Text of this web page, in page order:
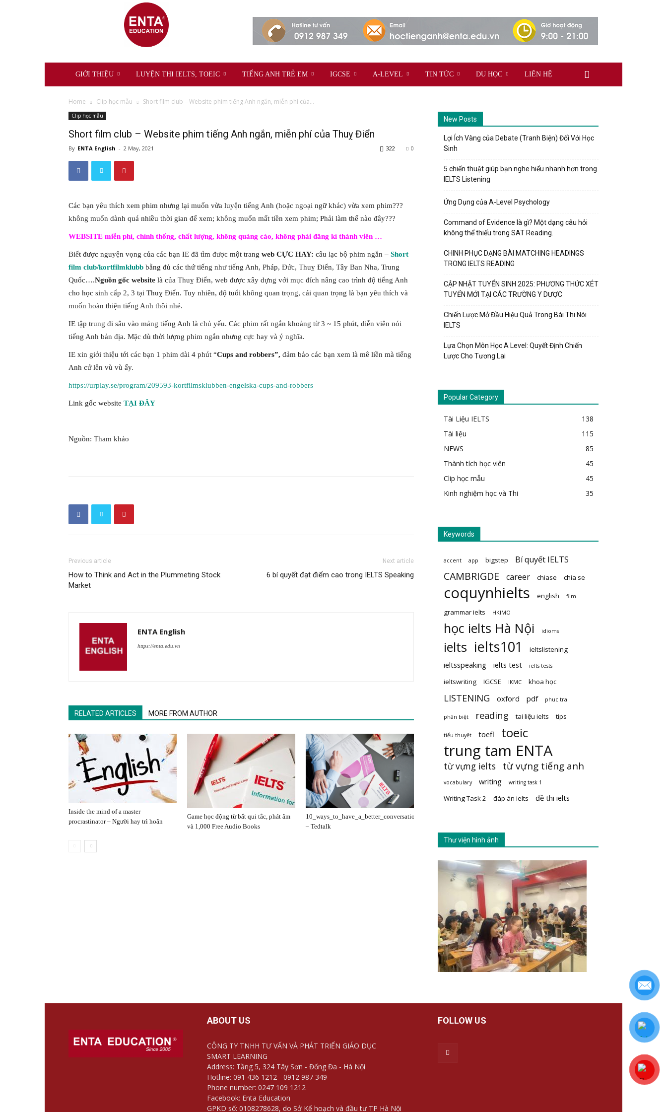
GIỚI THIỆU LUYỆN THI IELTS, TOEIC TIẾNG ANH TRẺ EM IGCSE A-LEVEL TIN TỨC DU HỌC LIÊN HỆ
Home Clip học mẫu Short film club – Website phim tiếng Anh ngắn, miễn phí của...
Clip học mẫu
Short film club – Website phim tiếng Anh ngắn, miễn phí của Thuỵ Điển
By ENTA English - 2 May, 2021 0
322
Các bạn yêu thích xem phim nhưng lại muốn vừa luyện tiếng Anh (hoặc ngoại ngữ khác) vừa xem phim???
không muốn dành quá nhiều thời gian để xem; không muốn mất tiền xem phim; Phải làm thế nào đây???
WEBSITE miễn phí, chính thống, chất lượng, không quảng cáo, không phải đăng kí thành viên …
Biết được nguyện vọng của các bạn IE đã tìm được một trang web CỰC HAY: câu lạc bộ phim ngắn – Short
film club/kortfilmklubb bằng đủ các thứ tiếng như tiếng Anh, Pháp, Đức, Thuỵ Điển, Tây Ban Nha, Trung
Quốc….Nguồn gốc website là của Thuỵ Điển, web được xây dựng với mục đích nâng cao trình độ tiếng Anh
cho học sinh cấp 2, 3 tại Thuỵ Điển. Tuy nhiên, độ tuổi không quan trọng, cái quan trọng là bạn yêu thích và
muốn hoàn thiện tiếng Anh thôi nhé.
IE tập trung đi sâu vào mảng tiếng Anh là chủ yếu. Các phim rất ngắn khoảng từ 3 ~ 15 phút, diễn viên nói
tiếng Anh bản địa. Mặc dù thời lượng phim ngắn nhưng cực hay và ý nghĩa.
IE xin giới thiệu tới các bạn 1 phim dài 4 phút “Cups and robbers”, đảm bảo các bạn xem là mê liền mà tiếng
Anh cứ lên vù vù ấy.
https://urplay.se/program/209593-kortfilmsklubben-engelska-cups-and-robbers
Link gốc website TẠI ĐÂY
Nguồn: Tham khảo
Previous article
How to Think and Act in the Plummeting Stock
Market
Next article
6 bí quyết đạt điểm cao trong IELTS Speaking
ENTA English
https://enta.edu.vn
RELATED ARTICLES MORE FROM AUTHOR
Inside the mind of a master
procrastinator – Người hay trì hoãn
Game học động từ bất qui tắc, phát âm
và 1,000 Free Audio Books
10_ways_to_have_a_better_conversation
– Tedtalk
New Posts
Lợi Ích Vàng của Debate (Tranh Biện) Đối Với Học
Sinh
5 chiến thuật giúp bạn nghe hiểu nhanh hơn trong
IELTS Listening
Ứng Dụng của A-Level Psychology
Command of Evidence là gì? Một dạng câu hỏi
không thể thiếu trong SAT Reading.
CHINH PHỤC DẠNG BÀI MATCHING HEADINGS
TRONG IELTS READING
CẬP NHẬT TUYỂN SINH 2025: PHƯƠNG THỨC XÉT
TUYỂN MỚI TẠI CÁC TRƯỜNG Y DƯỢC
Chiến Lược Mở Đầu Hiệu Quả Trong Bài Thi Nói
IELTS
Lựa Chọn Môn Học A Level: Quyết Định Chiến
Lược Cho Tương Lai
Popular Category
Tài Liệu IELTS
138
Tài liệu
115
NEWS
85
Thành tích học viên
45
Clip học mẫu
45
Kinh nghiệm học và Thi
35
Keywords
accent app bigstep Bí quyết IELTS
CAMBRIGDE career chiase chia se
coquynhielts english film
grammar ielts HKIMO
học ielts Hà Nội idioms
ielts ielts101 ieltslistening
ieltsspeaking ielts test ielts tests
ieltswriting IGCSE IKMC khoa học
LISTENING oxford pdf phuc tra
phân biệt reading tai liệu ielts tips
tiểu thuyết toefl toeic
trung tam ENTA
từ vựng ielts từ vựng tiếng anh
vocabulary writing writing task 1
Writing Task 2 đáp án ielts đề thi ielts
Thư viện hình ảnh
ABOUT US
CÔNG TY TNHH TƯ VẤN VÀ PHÁT TRIỂN GIÁO DỤC
SMART LEARNING
Address: Tầng 5, 324 Tây Sơn - Đống Đa - Hà Nội
Hotline: 091 436 1212 - 0912 987 349
Phone number: 0247 109 1212
Facebook: Enta Education
GPKD số: 0108278628, do Sở Kế hoạch và đầu tư TP Hà Nội
FOLLOW US